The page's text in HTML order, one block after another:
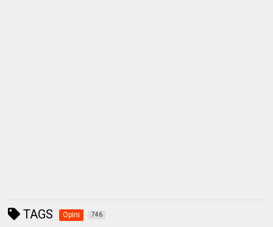
TAGS Opini 746